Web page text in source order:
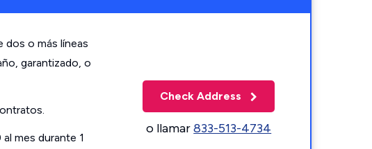
dos o más líneas
garantizado, o
mes durante 1
Check Address
o llamar833-513-4734